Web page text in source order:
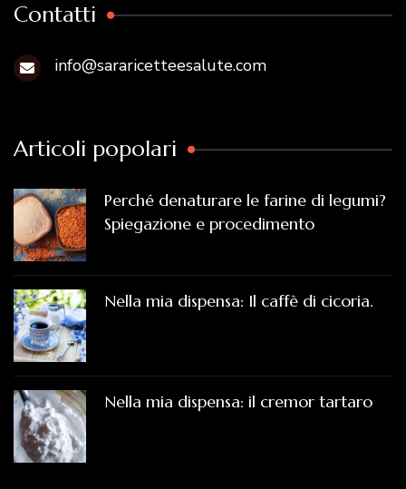
Contatti
info@sararicetteesalute.com
Articoli popolari
Perché denaturare le farine di legumi?
Spiegazione e procedimento
Nella mia dispensa: Il caffè di cicoria.
Nella mia dispensa: il cremor tartaro